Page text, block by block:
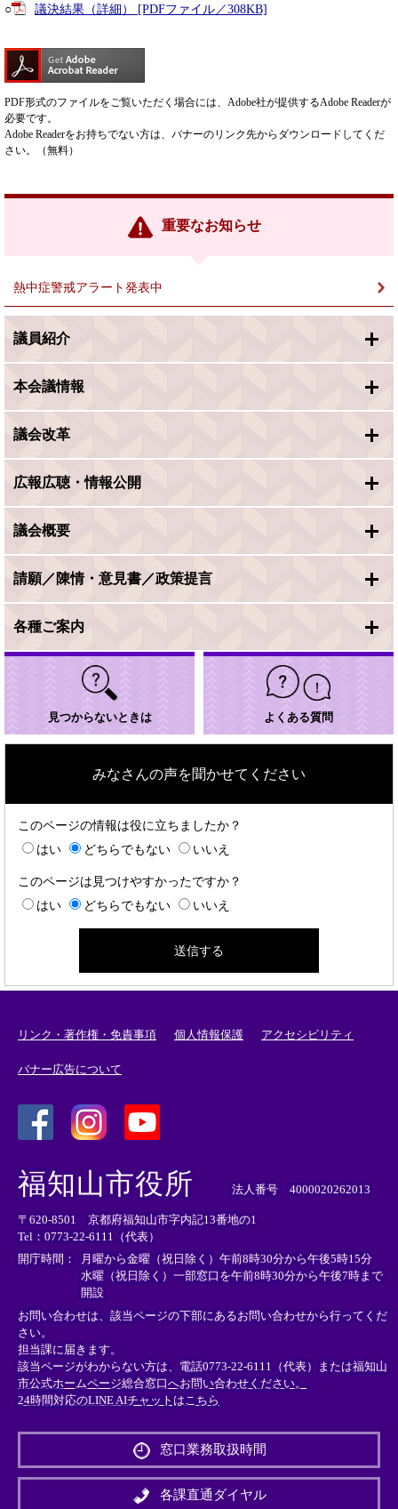
○ 議決結果（詳細） [PDFファイル／308KB]
PDF形式のファイルをご覧いただく場合には、Adobe社が提供するAdobe Readerが
必要です。
Adobe Readerをお持ちでない方は、バナーのリンク先からダウンロードしてくだ
さい。（無料）
重要なお知らせ
熱中症警戒アラート発表中
議員紹介
本会議情報
議会改革
広報広聴・情報公開
議会概要
請願／陳情・意見書／政策提言
各種ご案内
見つからないときは よくある質問
みなさんの声を聞かせてください
このページの情報は役に立ちましたか？
はい
どちらでもない いいえ
このページは見つけやすかったですか？
はい
どちらでもない いいえ
リンク・著作権・免責事項 個人情報保護 アクセシビリティ
バナー広告について
外
部
リ
ン
ク
＞
外
リ
ン
ク
＞
外
部
ン
ク
＞
福知山市役所 法人番号 4000020262013
〒620-8501 京都府福知山市字内記13番地の1
Tel：0773-22-6111（代表）
開庁時間：
月曜から金曜（祝日除く）午前8時30分から午後5時15分
水曜（祝日除く）一部窓口を午前8時30分から午後7時まで
開設
お問い合わせは、該当ページの下部にあるお問い合わせから行ってくだ
さい。
担当課に届きます。
該当ページがわからない方は、電話0773-22-6111（代表）または福知山
市公式ホームページ総合窓口へお問い合わせください。
24時間対応のLINE AIチャットはこちら
外
リ
窓口業務取扱時間
各課直通ダイヤル